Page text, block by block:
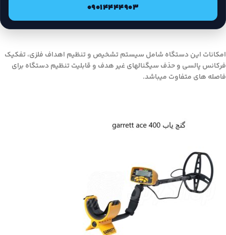
09014444903
امکانات این دستگاه شامل سیستم تشخیص و تنظیم اهداف فلزی، تفکیک
فرکانس پالسی و حذف سیگنالهای غیر هدف و قابلیت تنظیم دستگاه برای
فاصله های متفاوت میباشد.